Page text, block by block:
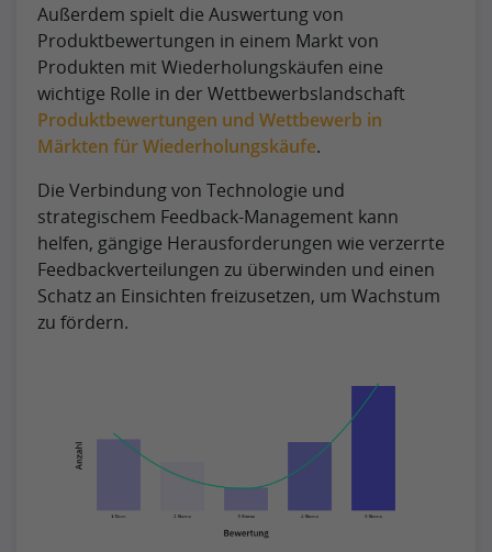
Außerdem spielt die Auswertung von
Produktbewertungen in einem Markt von
Produkten mit Wiederholungskäufen eine
wichtige Rolle in der Wettbewerbslandschaft
Produktbewertungen und Wettbewerb in
Märkten für Wiederholungskäufe.
Die Verbindung von Technologie und
strategischem Feedback-Management kann
helfen, gängige Herausforderungen wie verzerrte
Feedbackverteilungen zu überwinden und einen
Schatz an Einsichten freizusetzen, um Wachstum
zu fördern.